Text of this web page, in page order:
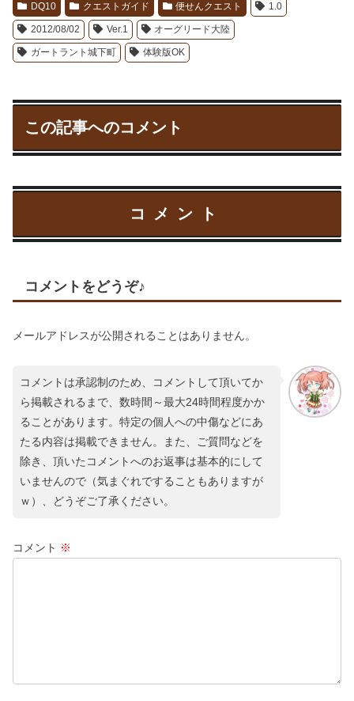
DQ10 クエストガイド 便せんクエスト 1.0
2012/08/02 Ver.1 オーグリード大陸
ガートラント城下町 体験版OK
この記事へのコメント
コメント
コメントをどうぞ♪
メールアドレスが公開されることはありません。
コメントは承認制のため、コメントして頂いてか
ら掲載されるまで、数時間～最大24時間程度かか
ることがあります。特定の個人への中傷などにあ
たる内容は掲載できません。また、ご質問などを
除き、頂いたコメントへのお返事は基本的にして
いませんので（気まぐれですることもありますが
ｗ）、どうぞご了承ください。
コメント ※